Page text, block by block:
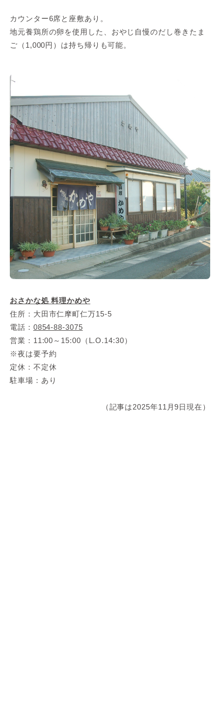
カウンター6席と座敷あり。
地元養鶏所の卵を使用した、おやじ自慢のだし巻きたま
ご（1,000円）は持ち帰りも可能。
おさかな処 料理かめや
住所：大田市仁摩町仁万15-5
電話： 0854-88-3075
営業：11:00～15:00（L.O.14:30）
※夜は要予約
定休：不定休
駐車場：あり
（記事は2025年11月9日現在）